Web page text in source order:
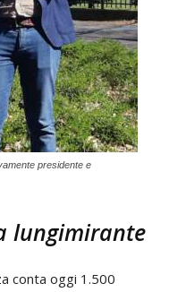
presidente e
lungimirante
conta oggi 1.500